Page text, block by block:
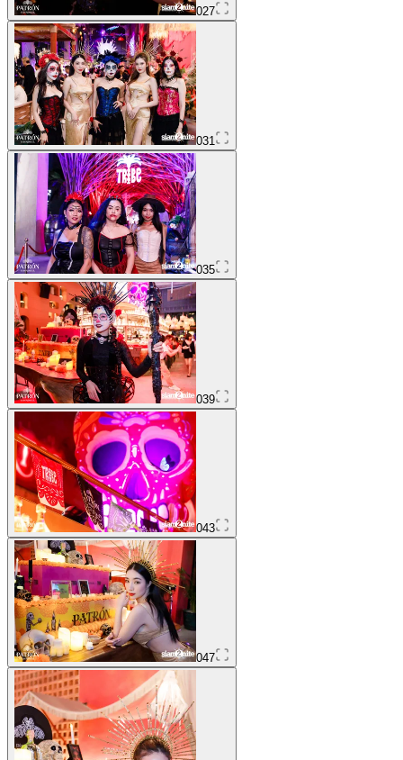
027
031
035
039
043
047